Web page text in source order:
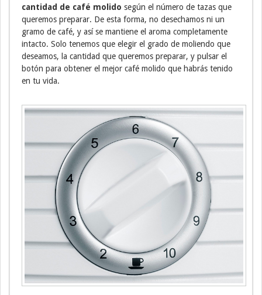
cantidad de café molido según el número de tazas que
queremos preparar. De esta forma, no desechamos ni un
gramo de café, y así se mantiene el aroma completamente
intacto. Solo tenemos que elegir el grado de moliendo que
deseamos, la cantidad que queremos preparar, y pulsar el
botón para obtener el mejor café molido que habrás tenido
en tu vida.